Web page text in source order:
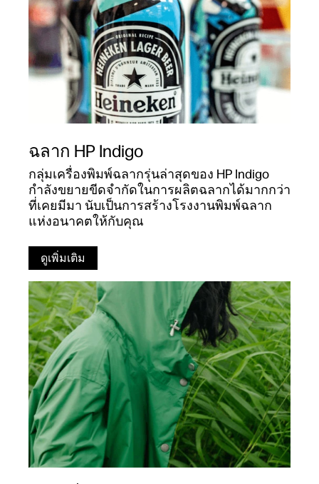
ฉลาก HP Indigo
กลุ่มเครื่องพิมพ์ฉลากรุ่นล่าสุดของ HP Indigo
กำลังขยายขีดจำกัดในการผลิตฉลากได้มากกว่า
ที่เคยมีมา นับเป็นการสร้างโรงงานพิมพ์ฉลาก
แห่งอนาคตให้กับคุณ
ดูเพิ่มเติม